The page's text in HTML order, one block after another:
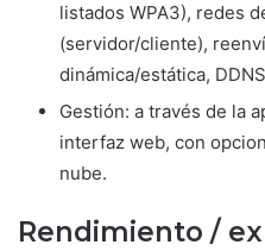
listados WPA3), redes
(servidor/cliente),
dinámica/estática,
Gestión: a través de la
interfaz web, con
nube.
Rendimiento /